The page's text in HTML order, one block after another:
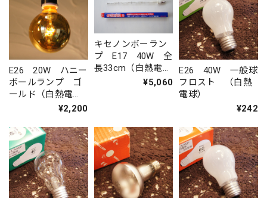
E26 20W ハニー
ボールランプ ゴ
ールド（白熱電
球）※電球のみ¥2,200
キセノンボーラン
プ E17 40W 全
長33cm（白熱電
¥5,060
E26 40W 一般球
フロスト （白熱
電球）
¥242